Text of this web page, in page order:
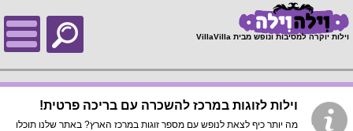
וילות יוקרה למסיבות ונופש מבית VillaVilla
וילות לזוגות במרכז להשכרה עם בריכה פרטית!
מה יותר כיף לצאת לנופש עם מספר זוגות במרכז הארץ? באתר שלנו תוכלו